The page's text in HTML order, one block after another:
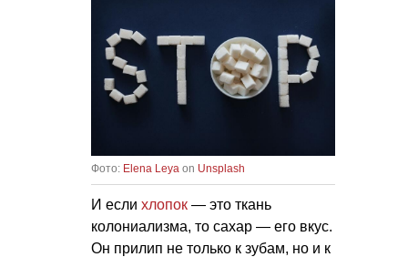
Фото: Elena Leya on Unsplash
И если хлопок — это ткань
колониализма, то сахар — его вкус.
Он прилип не только к зубам, но и к